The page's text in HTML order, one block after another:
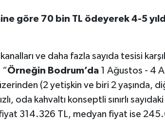
göre 70 bin TL ödeyerek 4-5
ve daha fazla sayıda tesisi
Örneğin Bodrum’da 1 Ağustos - 4
(2 yetişkin ve biri 2 yaşında,
oda kahvaltı konseptli sınırlı
314.326 TL, medyan fiyat ise